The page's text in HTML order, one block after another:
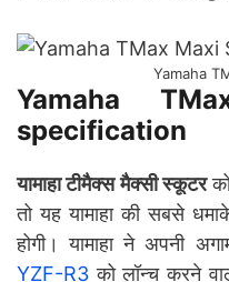
Yamaha
Yamaha
specification
यामाहा टीमैक्स मैक्सी स्कूटर
तो यह यामाहा की सबसे
होगी। यामाहा ने अपनी
YZF-R3 को लॉन्च करने